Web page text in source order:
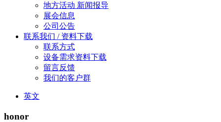
地方活动 新闻报导
展会信息
公司公告
联系我们 / 资料下载
联系方式
设备需求资料下载
留言反馈
我们的客户群
英文
honor